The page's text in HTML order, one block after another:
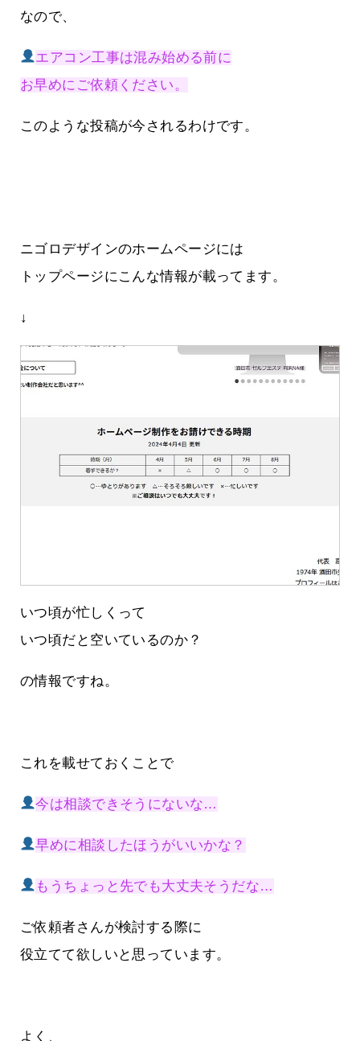
なので、
エアコン工事は混み始める前に
お早めにご依頼ください。
このような投稿が今されるわけです。
ニゴロデザインのホームページには
トップページにこんな情報が載ってます。
↓
いつ頃が忙しくって
いつ頃だと空いているのか？
の情報ですね。
これを載せておくことで
今は相談できそうにないな…
早めに相談したほうがいいかな？
もうちょっと先でも大丈夫そうだな…
ご依頼者さんが検討する際に
役立てて欲しいと思っています。
よく、